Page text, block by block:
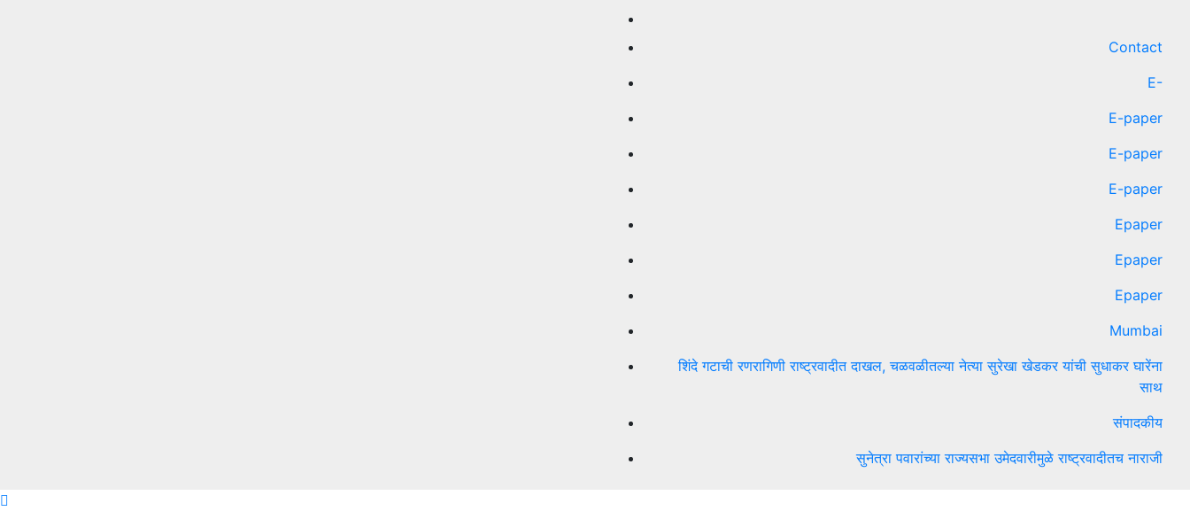
Contact
E-
E-paper
E-paper
E-paper
Epaper
Epaper
Epaper
Mumbai
शिंदे गटाची रणरागिणी राष्ट्रवादीत दाखल, चळवळीतल्या नेत्या सुरेखा खेडकर यांची सुधाकर घारेंना
साथ
संपादकीय
सुनेत्रा पवारांच्या राज्यसभा उमेदवारीमुळे राष्ट्रवादीतच नाराजी